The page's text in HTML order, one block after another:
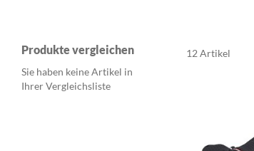
12 Artikel
Produkte vergleichen
Sie haben keine Artikel in
Ihrer Vergleichsliste